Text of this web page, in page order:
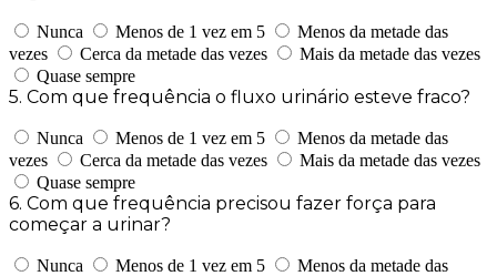
Nunca Menos de 1 vez em 5
Menos da metade das
vezes
Cerca da metade das vezes
Mais da metade das vezes
Quase sempre
5. Com que frequência o fluxo urinário esteve fraco?
Nunca Menos de 1 vez em 5
Menos da metade das
vezes
Cerca da metade das vezes
Mais da metade das vezes
Quase sempre
6. Com que frequência precisou fazer força para
começar a urinar?
Nunca Menos de 1 vez em 5
Menos da metade das